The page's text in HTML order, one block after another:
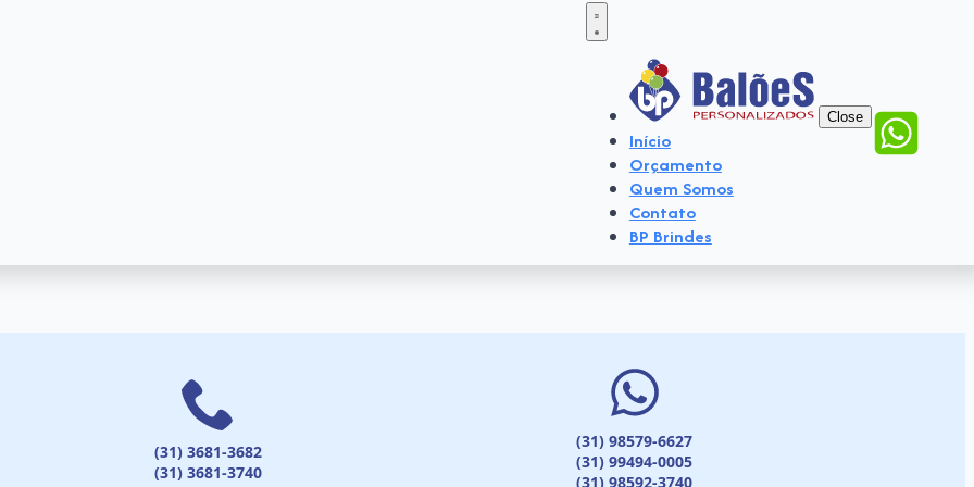
Close
Início
Orçamento
Quem Somos
Contato
BP Brindes
(31) 3681-3682
(31) 3681-3740
(31) 98579-6627
(31) 99494-0005
(31) 98592-3740